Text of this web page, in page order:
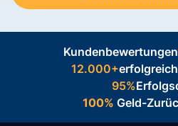
Kundenbewertungen
12.000+
95%
100% Geld-